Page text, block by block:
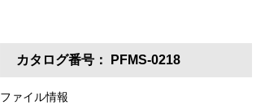
カタログ番号： PFMS-0218
ファイル情報